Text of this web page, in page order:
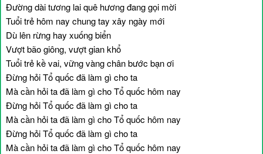
Đường dài tương lai quê hương đang gọi mời
Tuổi trẻ hôm nay chung tay xây ngày mới
Dù lên rừng hay xuống biển
Vượt bão giông, vượt gian khổ
Tuổi trẻ kề vai, vững vàng chân bước bạn ơi
Đừng hỏi Tổ quốc đã làm gì cho ta
Mà cần hỏi ta đã làm gì cho Tổ quốc hôm nay
Đừng hỏi Tổ quốc đã làm gì cho ta
Mà cần hỏi ta đã làm gì cho Tổ quốc hôm nay
Đừng hỏi Tổ quốc đã làm gì cho ta
Mà cần hỏi ta đã làm gì cho Tổ quốc hôm nay